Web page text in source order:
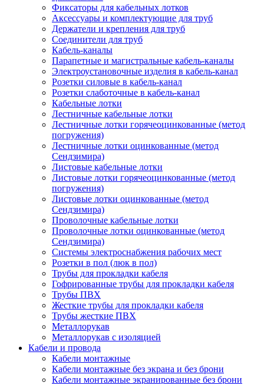
Фиксаторы для кабельных лотков
Аксессуары и комплектующие для труб
Держатели и крепления для труб
Соединители для труб
Кабель-каналы
Парапетные и магистральные кабель-каналы
Электроустановочные изделия в кабель-канал
Розетки силовые в кабель-канал
Розетки слаботочные в кабель-канал
Кабельные лотки
Лестничные кабельные лотки
Лестничные лотки горячеоцинкованные (метод
погружения)
Лестничные лотки оцинкованные (метод
Сендзимира)
Листовые кабельные лотки
Листовые лотки горячеоцинкованные (метод
погружения)
Листовые лотки оцинкованные (метод
Сендзимира)
Проволочные кабельные лотки
Проволочные лотки оцинкованные (метод
Сендзимира)
Системы электроснабжения рабочих мест
Розетки в пол (люк в пол)
Трубы для прокладки кабеля
Гофрированные трубы для прокладки кабеля
Трубы ПВХ
Жесткие трубы для прокладки кабеля
Трубы жесткие ПВХ
Металлорукав
Металлорукав с изоляцией
Кабели и провода
Кабели монтажные
Кабели монтажные без экрана и без брони
Кабели монтажные экранированные без брони